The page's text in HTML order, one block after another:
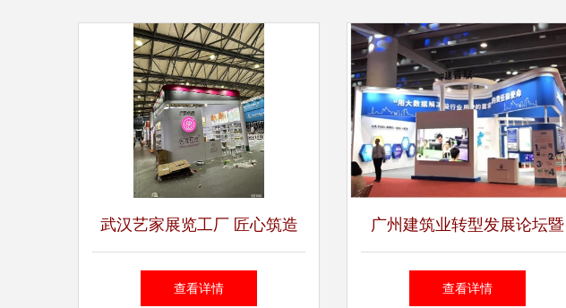
武汉艺家展览工厂 匠心筑造
精品，专业承办展览展示服务
查看详情
广州建筑业转型发展论坛暨
2018年广州工程建设展览会正
查看详情